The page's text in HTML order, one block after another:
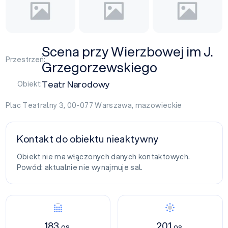
Przestrzeń:Scena przy Wierzbowej im J.
Grzegorzewskiego
Obiekt:Teatr Narodowy
Plac Teatralny 3, 00-077Warszawa, mazowieckie
Kontakt do obiektu nieaktywny
Obiekt nie ma włączonych danych kontaktowych.
Powód: aktualnie nie wynajmuje sal.